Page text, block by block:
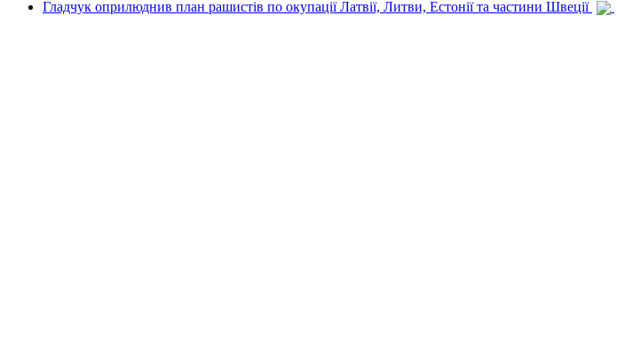
Гладчук оприлюднив план рашистів по окупації Латвії, Литви, Естонії та частини Швеції